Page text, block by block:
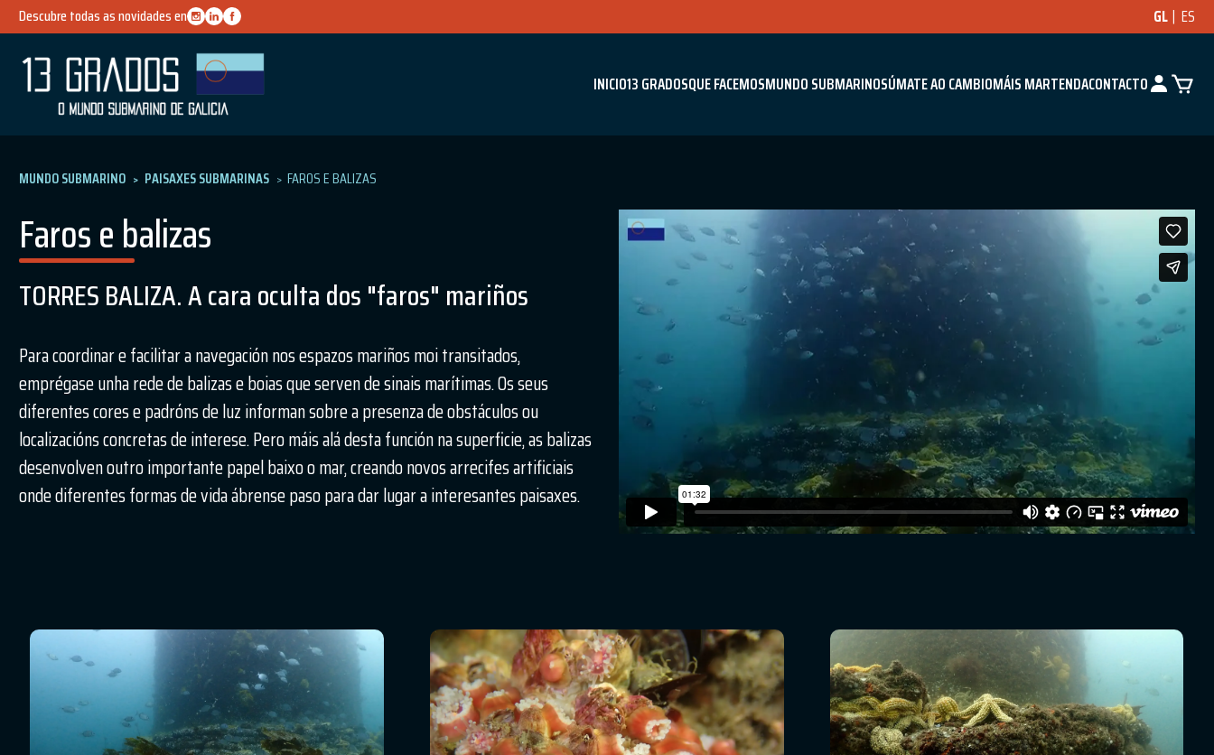
Descubre todas as novidades en GL ES
INICIO13 GRADOSQUE FACEMOSMUNDO SUBMARINOSÚMATE AO CAMBIOMÁIS MARTENDACONTACTO
MUNDO SUBMARINO PAISAXES SUBMARINAS FAROS E BALIZAS
Faros e balizas
TORRES BALIZA. A cara oculta dos "faros" mariños
Para coordinar e facilitar a navegación nos espazos mariños moi transitados,
emprégase unha rede de balizas e boias que serven de sinais marítimas. Os seus
diferentes cores e padróns de luz informan sobre a presenza de obstáculos ou
localizacións concretas de interese. Pero máis alá desta función na superficie, as balizas
desenvolven outro importante papel baixo o mar, creando novos arrecifes artificiais
onde diferentes formas de vida ábrense paso para dar lugar a interesantes paisaxes.